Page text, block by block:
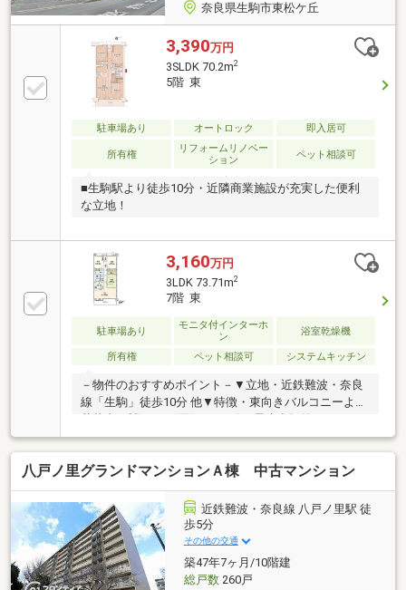
奈良県生駒市東松ケ丘
3,390万円
3SLDK 70.2m2
5階 東
駐車場あり オートロック 即入居可
所有権
リフォームリノベー
ション
ペット相談可
■生駒駅より徒歩10分・近隣商業施設が充実した便利
な立地！
3,160万円
3LDK 73.71m2
7階 東
駐車場あり
モニタ付インターホ
ン
浴室乾燥機
所有権 ペット相談可 システムキッチン
－物件のおすすめポイント－▼立地・近鉄難波・奈良
線「生駒」徒歩10分 他▼特徴・東向きバルコニーより
イドバルコニー・LDKは約15.1帖、和室が隣接・会話
が弾む対面式カウンターキッチン・各洋室、和室、廊
下に収納有・宅配ボックス▼周辺環境・東松ケ丘公園
徒歩2分(約110m)■ ご希望の住まい探しをお手伝いし
ます ━━━━━・・・物件の詳細・ご相談はお気軽に
お問い合わせください。
八戸ノ里グランドマンションＡ棟 中古マンション
近鉄難波・奈良線 八戸ノ里駅 徒
歩5分
その他の交通
築47年7ヶ月/10階建
総戸数260戸